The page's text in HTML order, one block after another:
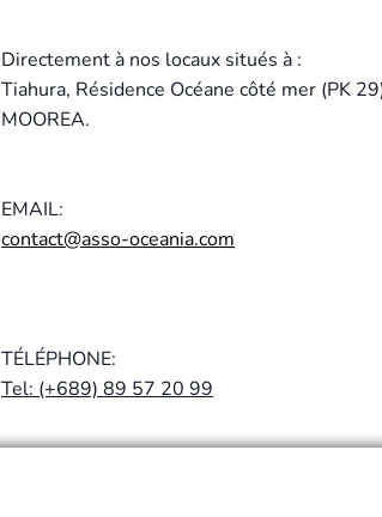
Directement à nos locaux situés à :
Tiahura, Résidence Océane côté mer (PK
MOOREA.
EMAIL:
contact@asso-oceania.com
TÉLÉPHONE:
Tel: (+689) 89 57 20 99